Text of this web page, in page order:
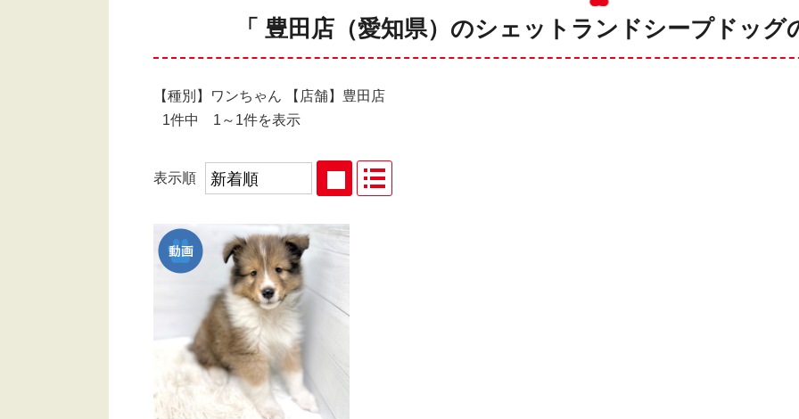
「 豊田店（愛知県）のシェットランドシープドッグ
【種別】ワンちゃん 【店舗】豊田店
1件中 1～1件を表示
表示順